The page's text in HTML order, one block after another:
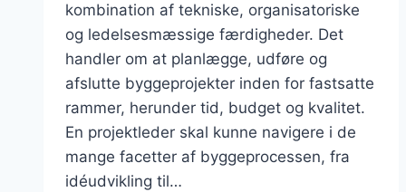
kombination af tekniske, organisatoriske
og ledelsesmæssige færdigheder. Det
handler om at planlægge, udføre og
afslutte byggeprojekter inden for fastsatte
rammer, herunder tid, budget og kvalitet.
En projektleder skal kunne navigere i de
mange facetter af byggeprocessen, fra
idéudvikling til…